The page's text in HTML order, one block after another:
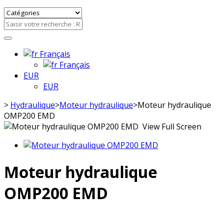
Français
Français
EUR
EUR
> Hydraulique>Moteur hydraulique>Moteur hydraulique
OMP200 EMD
View Full Screen
Moteur hydraulique
OMP200 EMD